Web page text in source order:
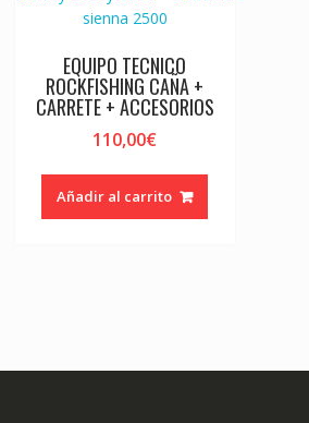
EQUIPO TECNICO
ROCKFISHING CAÑA +
CARRETE + ACCESORIOS
110,00€
Añadir al carrito